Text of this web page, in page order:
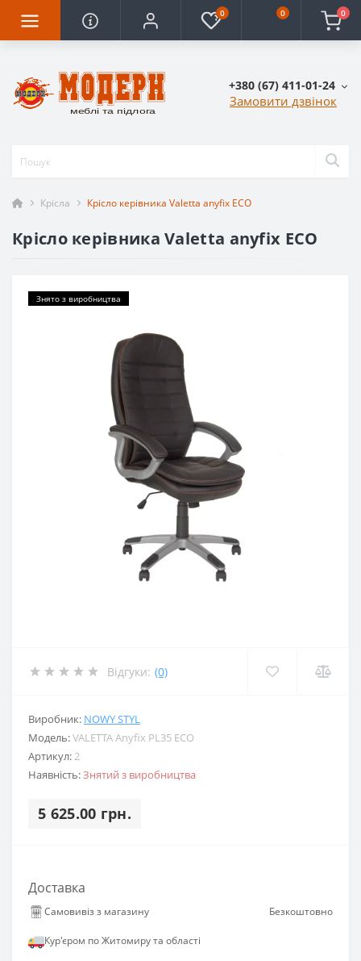
0 0 0
+380 (67) 411-01-24
Замовити дзвінок
Крісла Крісло керівника Valetta anyfix ECO
Крісло керівника Valetta anyfix ECO
Знято з виробництва
Відгуки: (0)
Виробник: NOWY STYL
Модель:VALETTA Anyfix PL35 ECO
Артикул:2
Наявність:Знятий з виробництва
5 625.00 грн.
Доставка
Самовивіз з магазину Безкоштовно
Кур'єром по Житомиру та області